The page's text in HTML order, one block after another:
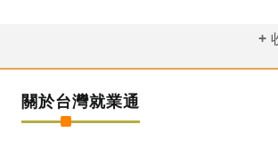
關於台灣就業通